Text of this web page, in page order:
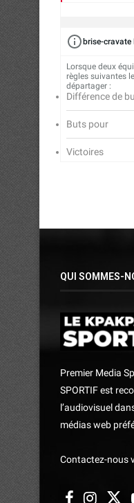
brise-cravate
Lorsque deux
règles suivantes
départager :
Différence de
Buts pour
Victoires
QUI SOMMES-
Premier Media
SPORTIF est
l’audiovisuel
médias web
Contactez-nous